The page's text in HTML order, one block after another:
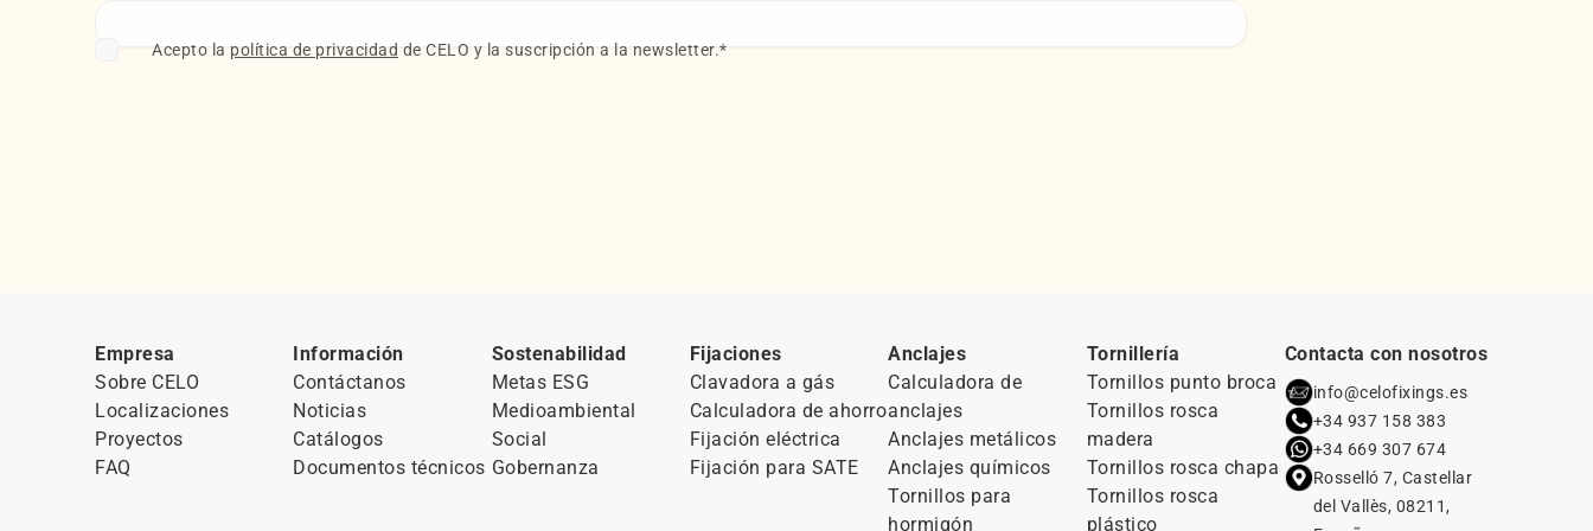
Acepto la política de privacidad de CELO y la suscripción a la newsletter.*
Empresa
Sobre CELO
Localizaciones
Proyectos
FAQ
Información
Contáctanos
Noticias
Catálogos
Documentos técnicos
Sostenabilidad
Metas ESG
Medioambiental
Social
Gobernanza
Fijaciones
Clavadora a gás
Calculadora de ahorro
Fijación eléctrica
Fijación para SATE
Anclajes
Calculadora de
anclajes
Anclajes metálicos
Anclajes químicos
Tornillos para
hormigón
Tornillería
Tornillos punto broca
Tornillos rosca
madera
Tornillos rosca chapa
Tornillos rosca
plástico
Contacta con nosotros
info@celofixings.es
+34 937 158 383
+34 669 307 674
Rosselló 7, Castellar
del Vallès, 08211,